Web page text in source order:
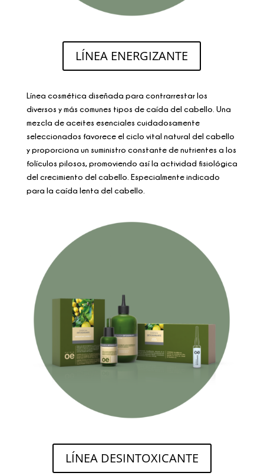
LÍNEA ENERGIZANTE
Línea cosmética diseñada para contrarrestar los
diversos y más comunes tipos de caída del cabello. Una
mezcla de aceites esenciales cuidadosamente
seleccionados favorece el ciclo vital natural del cabello
y proporciona un suministro constante de nutrientes a los
folículos pilosos, promoviendo así la actividad fisiológica
del crecimiento del cabello. Especialmente indicado
para la caída lenta del cabello.
LÍNEA DESINTOXICANTE